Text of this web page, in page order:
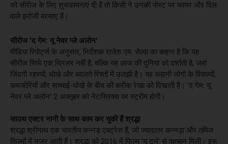
को सीरीज के लिए शुभकामनाएं दी हैं तो किसी ने उनकी पोस्ट पर फायर और दिल
वाले इमोजी बरसाए हैं।
सीरीज 'द गेम: यू नेवर प्ले अलोन'
मीडिया रिपोर्ट्स के अनुसार, निर्देशक राजेश एम. सेल्वा का कहना है कि यह
सीरीज सिर्फ एक थ्रिलर नहीं है, बल्कि यह आज की दुनिया को दर्शाती है, जहां
जिंदगी रहस्यों, धोखे और बदलते रिश्तों में उलझी है। यह कहानी लोगों के विकल्पों,
कमजोरियों और सच्चाई-धोखे के बीच की बारीक रेखा को दिखाती है। 'द गेम: यू
नेवर प्ले अलोन' 2 अक्तूबर को नेटफ्लिक्स पर स्ट्रीम होगी।
साउथ एक्टर नानी के साथ काम कर चुकी हैं श्रद्धा
श्रद्धा श्रीनाथ एक भारतीय कन्नड़ एक्ट्रेस हैं, जो ज्यादातर कन्नड़ा और तमिल
फिल्मों में नजर आती हैं। श्रद्धा को 2016 में फिल्म 'यू टर्न' से पहचान मिली। इस